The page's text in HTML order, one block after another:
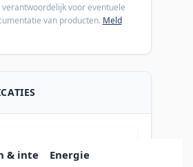
voor eventuele
van producten. Meld
& interfacesEnergie